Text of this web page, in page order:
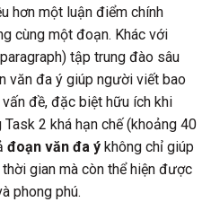
hơn một luận điểm chính
cùng một đoạn. Khác với
tập trung đào sâu
văn đa ý giúp người viết bao
đề, đặc biệt hữu ích khi
2 khá hạn chế (khoảng 40
đoạn văn đa ý không chỉ giúp
gian mà còn thể hiện được
phong phú.